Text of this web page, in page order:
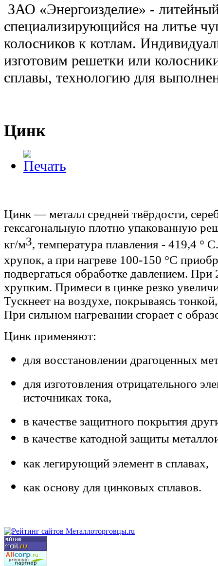
ЗАО «Энергоизделие» -
специализирующийся на литье
колосников к котлам.
изготовим решетки или
сплавы, технологию для
Цинк
Цинк —металл средней твёрдости,
гексагональную плотно упакованную
кг/м3, температура плавления - 419,4 °
хрупок, а при нагреве 100-150 °С
подвергаться обработке давлением. При
хрупким. Примеси в цинке резко
Тускнеет на воздухе, покрываясь
При сильном нагревании сгорает с
Цинк применяют:
для восстановлении драгоценных
для изготовления отрицательного
источниках тока,
в качестве защитного покрытия
в качестве катодной защиты
как легирующий элемент в сплавах,
как основу для цинковых сплавов.